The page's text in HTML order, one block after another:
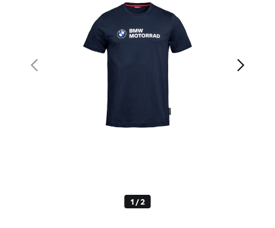
1 / 2